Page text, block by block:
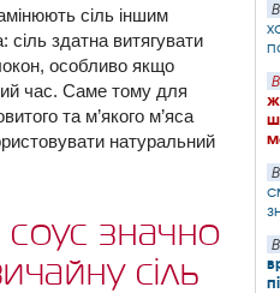
сіль іншим
сіль здатна витягувати
особливо якщо
час. Саме тому для
та м’якого м’яса
натуральний
значно
сіль